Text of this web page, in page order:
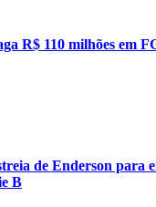
R$ 110 milhões em
de Enderson para
B